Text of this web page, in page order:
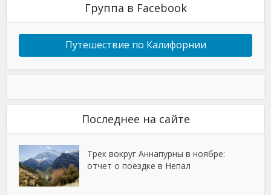
Группа в Facebook
Путешествие по Калифорнии
Последнее на сайте
Трек вокруг Аннапурны в ноябре:
отчет о поездке в Непал